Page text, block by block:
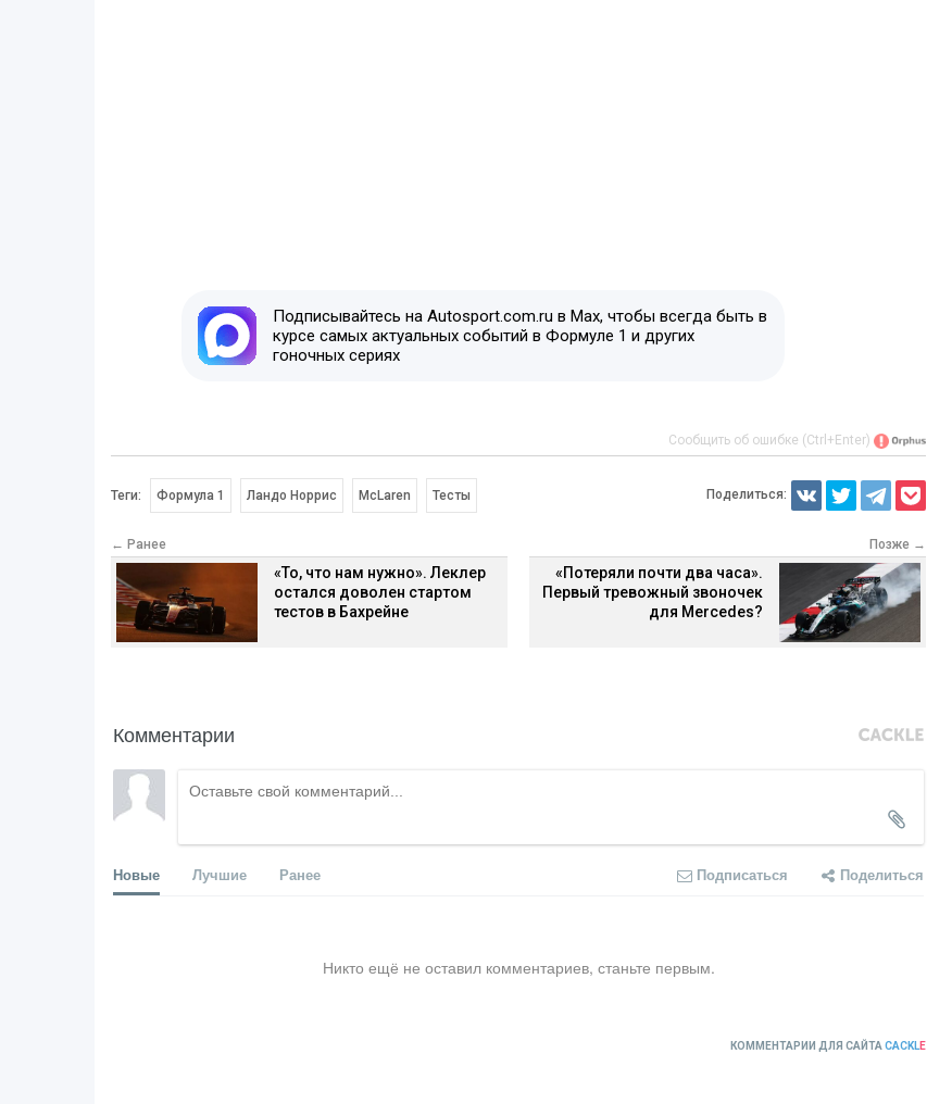
Подписывайтесь на Autosport.com.ru в Max, чтобы всегда быть в
курсе самых актуальных событий в Формуле 1 и других
гоночных сериях
Сообщить об ошибке (Ctrl+Enter)
Теги: Формула 1 Ландо Норрис McLaren Тесты Поделиться:
← Ранее
«То, что нам нужно». Леклер
остался доволен стартом
тестов в Бахрейне
Позже →
«Потеряли почти два часа».
Первый тревожный звоночек
для Mercedes?
Комментарии
Новые Лучшие Ранее Подписаться Поделиться
Никто ещё не оставил комментариев, станьте первым.
КОММЕНТАРИИ ДЛЯ САЙТА CACKLE